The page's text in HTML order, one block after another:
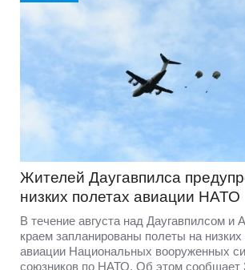
Жителей Даугавпилса
низких полетах авиации НАТО
В течение августа над Даугавпилсом и
краем запланированы полеты на
авиации Национальных вооруженных
союзников по НАТО. Об этом сообщает